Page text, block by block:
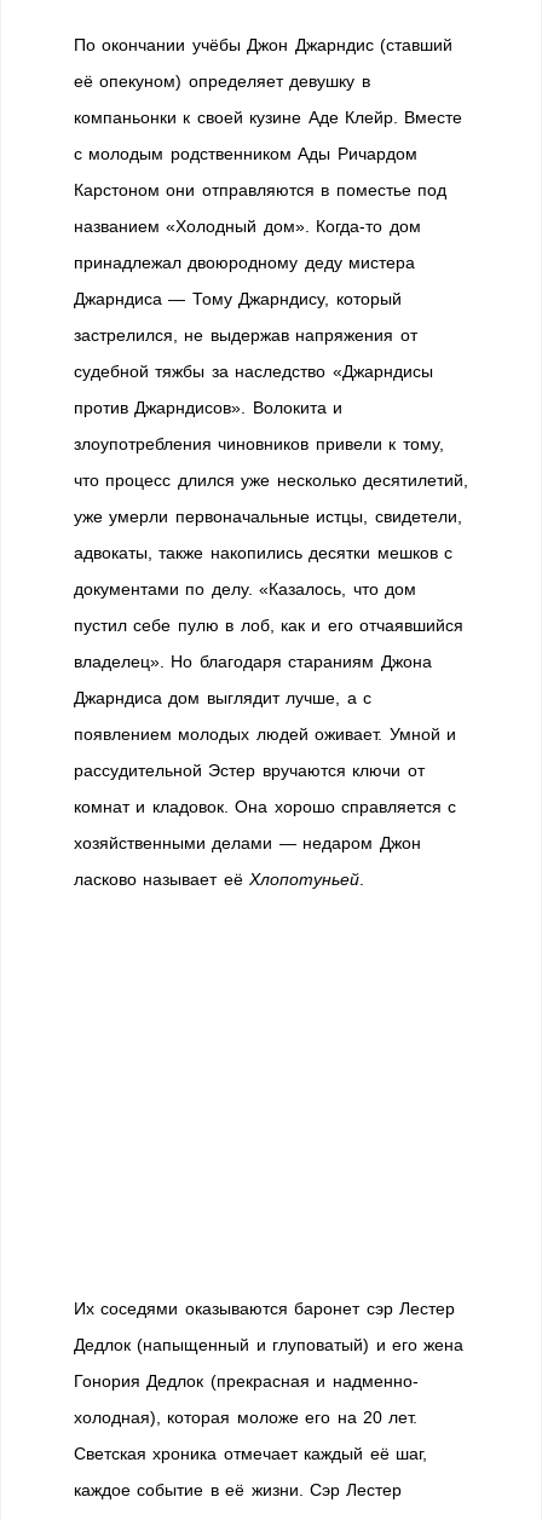
По окончании учёбы Джон Джарндис (ставший
её опекуном) определяет девушку в
компаньонки к своей кузине Аде Клейр. Вместе
с молодым родственником Ады Ричардом
Карстоном они отправляются в поместье под
названием «Холодный дом». Когда-то дом
принадлежал двоюродному деду мистера
Джарндиса — Тому Джарндису, который
застрелился, не выдержав напряжения от
судебной тяжбы за наследство «Джарндисы
против Джарндисов». Волокита и
злоупотребления чиновников привели к тому,
что процесс длился уже несколько десятилетий,
уже умерли первоначальные истцы, свидетели,
адвокаты, также накопились десятки мешков с
документами по делу. «Казалось, что дом
пустил себе пулю в лоб, как и его отчаявшийся
владелец». Но благодаря стараниям Джона
Джарндиса дом выглядит лучше, а с
появлением молодых людей оживает. Умной и
рассудительной Эстер вручаются ключи от
комнат и кладовок. Она хорошо справляется с
хозяйственными делами — недаром Джон
ласково называет еёХлопотуньей
Их соседями оказываются баронет сэр Лестер
Дедлок (напыщенный и глуповатый) и его жена
Гонория Дедлок (прекрасная и надменно-
холодная), которая моложе его на 20 лет.
Светская хроника отмечает каждый её шаг,
каждое событие в её жизни. Сэр Лестер